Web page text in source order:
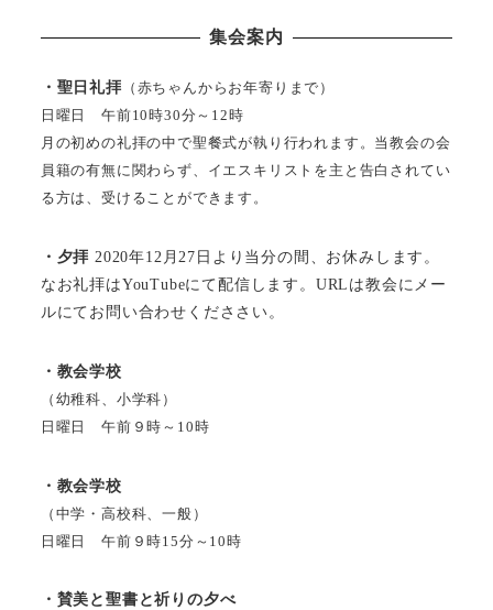
集会案内
・聖日礼拝 （赤ちゃんからお年寄りまで）
日曜日 午前10時30分～12時
月の初めの礼拝の中で聖餐式が執り行われます。当教会の会
員籍の有無に関わらず、イエスキリストを主と告白されてい
る方は、受けることができます。
・夕拝 2020年12月27日より当分の間、お休みします。
なお礼拝はYouTubeにて配信します。URLは教会にメー
ルにてお問い合わせくだささい。
・教会学校
（幼稚科、小学科）
日曜日 午前９時～10時
・教会学校
（中学・高校科、一般）
日曜日 午前９時15分～10時
・賛美と聖書と祈りの夕べ